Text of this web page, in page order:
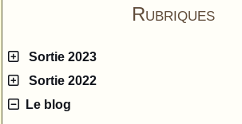
Rubriques
Sortie 2023
Sortie 2022
Le blog